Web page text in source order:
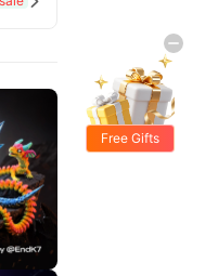
Free Gifts